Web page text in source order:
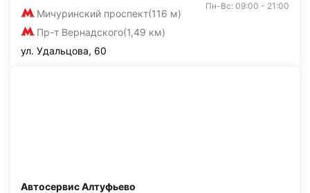
Мичуринский проспект(116 м)
Пр-т Вернадского(1,49 км)
Пн-Вс: 09:00 - 21:00
ул. Удальцова, 60
Автосервис Алтуфьево